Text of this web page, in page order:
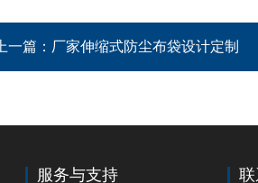
上一篇： 厂家伸缩式防尘布袋设计定制
服务与支持 联